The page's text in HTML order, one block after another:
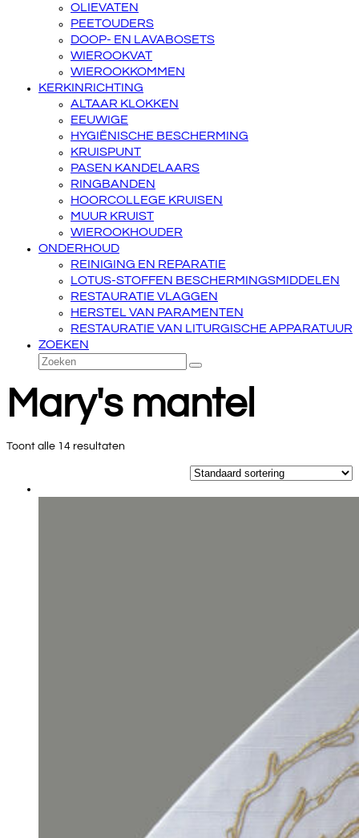
OLIEVATEN
PEETOUDERS
DOOP- EN LAVABOSETS
WIEROOKVAT
WIEROOKKOMMEN
KERKINRICHTING
ALTAAR KLOKKEN
EEUWIGE
HYGIËNISCHE BESCHERMING
KRUISPUNT
PASEN KANDELAARS
RINGBANDEN
HOORCOLLEGE KRUISEN
MUUR KRUIST
WIEROOKHOUDER
ONDERHOUD
REINIGING EN REPARATIE
LOTUS-STOFFEN BESCHERMINGSMIDDELEN
RESTAURATIE VLAGGEN
HERSTEL VAN PARAMENTEN
RESTAURATIE VAN LITURGISCHE APPARATUUR
ZOEKEN
Zoeken
Verzenden
Mary's mantel
Toont alle 14 resultaten